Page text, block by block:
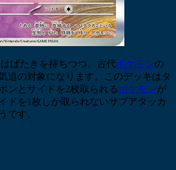
ばたきを持ちつつ、古代ポケモンの
迫の対象になります。このデッキはタ
ンとサイドを2枚取られるポケモンが
ドを1枚しか取られないサブアタッカ
です。